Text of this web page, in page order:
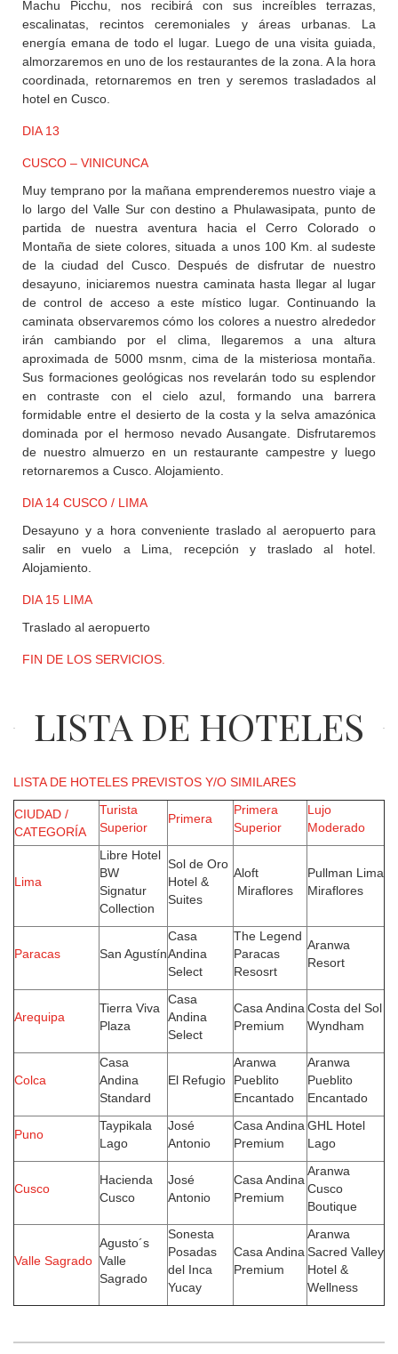
Machu Picchu, nos recibirá con sus increíbles terrazas,
escalinatas, recintos ceremoniales y áreas urbanas. La
energía emana de todo el lugar. Luego de una visita guiada,
almorzaremos en uno de los restaurantes de la zona. A la hora
coordinada, retornaremos en tren y seremos trasladados al
hotel en Cusco.
DIA 13
CUSCO – VINICUNCA
Muy temprano por la mañana emprenderemos nuestro viaje a
lo largo del Valle Sur con destino a Phulawasipata, punto de
partida de nuestra aventura hacia el Cerro Colorado o
Montaña de siete colores, situada a unos 100 Km. al sudeste
de la ciudad del Cusco. Después de disfrutar de nuestro
desayuno, iniciaremos nuestra caminata hasta llegar al lugar
de control de acceso a este místico lugar. Continuando la
caminata observaremos cómo los colores a nuestro alrededor
irán cambiando por el clima, llegaremos a una altura
aproximada de 5000 msnm, cima de la misteriosa montaña.
Sus formaciones geológicas nos revelarán todo su esplendor
en contraste con el cielo azul, formando una barrera
formidable entre el desierto de la costa y la selva amazónica
dominada por el hermoso nevado Ausangate. Disfrutaremos
de nuestro almuerzo en un restaurante campestre y luego
retornaremos a Cusco. Alojamiento.
DIA 14 CUSCO / LIMA
Desayuno y a hora conveniente traslado al aeropuerto para
salir en vuelo a Lima, recepción y traslado al hotel.
Alojamiento.
DIA 15 LIMA
Traslado al aeropuerto
FIN DE LOS SERVICIOS.
LISTA DE HOTELES
LISTA DE HOTELES PREVISTOS Y/O SIMILARES
CIUDAD /
CATEGORÍA
Turista
Superior
Primera
Primera
Superior
Lujo
Moderado
Lima
Libre Hotel
BW
Signatur
Collection
Sol de Oro
Hotel &
Suites
Aloft
Miraflores
Pullman Lima
Miraflores
Paracas San Agustín
Casa
Andina
Select
The Legend
Paracas
Resosrt
Aranwa
Resort
Arequipa
Tierra Viva
Plaza
Casa
Andina
Select
Casa Andina
Premium
Costa del Sol
Wyndham
Colca
Casa
Andina
Standard
El Refugio
Aranwa
Pueblito
Encantado
Aranwa
Pueblito
Encantado
Puno
Taypikala
Lago
José
Antonio
Casa Andina
Premium
GHL Hotel
Lago
Cusco
Hacienda
Cusco
José
Antonio
Casa Andina
Premium
Aranwa
Cusco
Boutique
Valle Sagrado
Agusto´s
Valle
Sagrado
Sonesta
Posadas
del Inca
Yucay
Casa Andina
Premium
Aranwa
Sacred Valley
Hotel &
Wellness